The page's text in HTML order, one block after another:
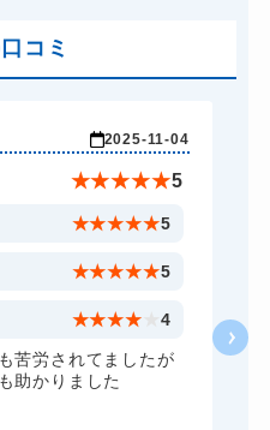
8,800円～(税込)
10,780円～(税込)
11,000円～(税込)
コミ
2025-11-04
★★★★★5
★★★★★5
★★★★★5
★★★★ 4
苦労されてましたが
助かりました